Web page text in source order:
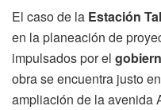
El caso de la Estación
en la planeación de
impulsados por el
obra se encuentra justo
ampliación de la avenida